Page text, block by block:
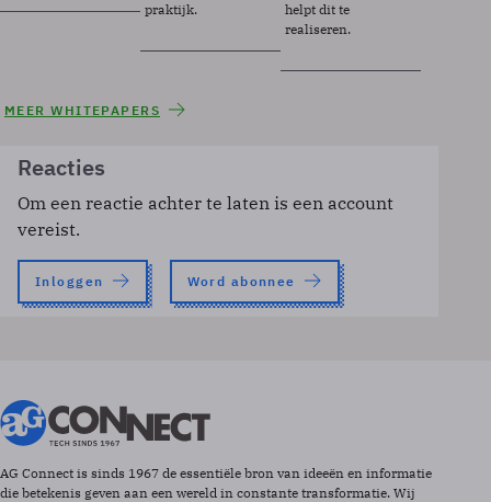
praktijk.
helpt dit te
realiseren.
MEER WHITEPAPERS
Reacties
Om een reactie achter te laten is een account
vereist.
Inloggen Word abonnee
AG Connect is sinds 1967 de essentiële bron van ideeën en informatie
die betekenis geven aan een wereld in constante transformatie. Wij